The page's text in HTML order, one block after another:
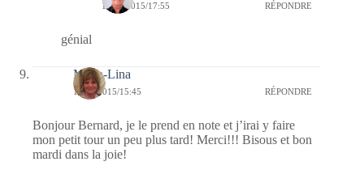
17/03/2015/17:55 RÉPONDRE
génial
Maria-Lina
17/03/2015/15:45 RÉPONDRE
Bonjour Bernard, je le prend en note et j’irai y faire
mon petit tour un peu plus tard! Merci!!! Bisous et bon
mardi dans la joie!